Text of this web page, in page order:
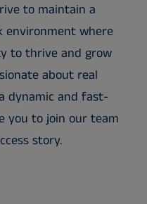
to maintain a
environment where
to thrive and grow
about real
dynamic and fast-
you to join our team
story.